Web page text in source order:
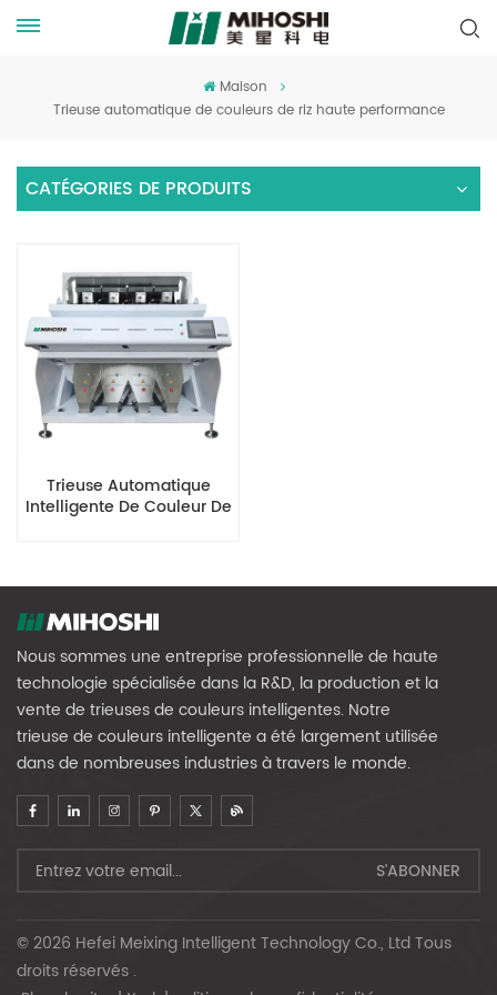
Maison
Trieuse automatique de couleurs de riz haute performance
CATÉGORIES DE PRODUITS
Trieuse Automatique
Intelligente De Couleur De
Nous sommes une entreprise professionnelle de haute
technologie spécialisée dans la R&D, la production et la
vente de trieuses de couleurs intelligentes. Notre
trieuse de couleurs intelligente a été largement utilisée
dans de nombreuses industries à travers le monde.
© 2026 Hefei Meixing Intelligent Technology Co., Ltd Tous
droits réservés .